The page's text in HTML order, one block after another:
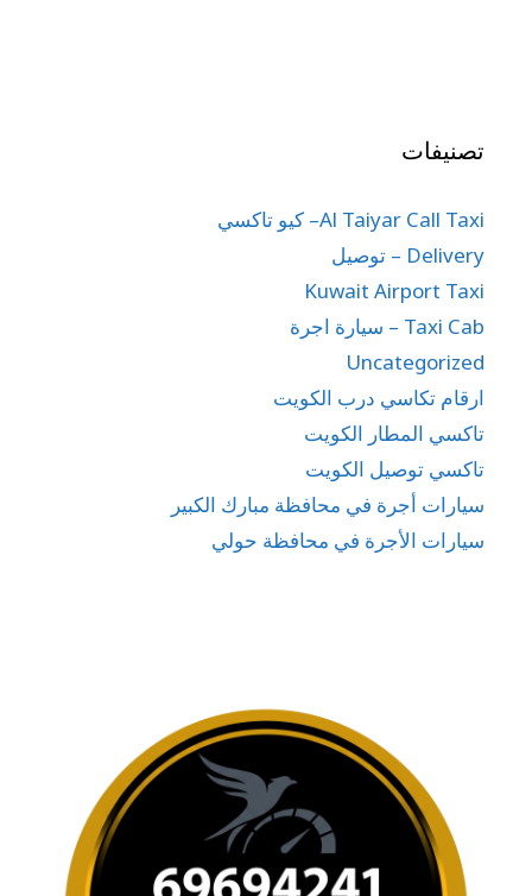
تصنيفات
Al Taiyar Call Taxi– كيو تاكسي
Delivery – توصيل
Kuwait Airport Taxi
Taxi Cab – سيارة اجرة
Uncategorized
ارقام تكاسي درب الكويت
تاكسي المطار الكويت
تاكسي توصيل الكويت
سيارات أجرة في محافظة مبارك الكبير
سيارات الأجرة في محافظة حولي